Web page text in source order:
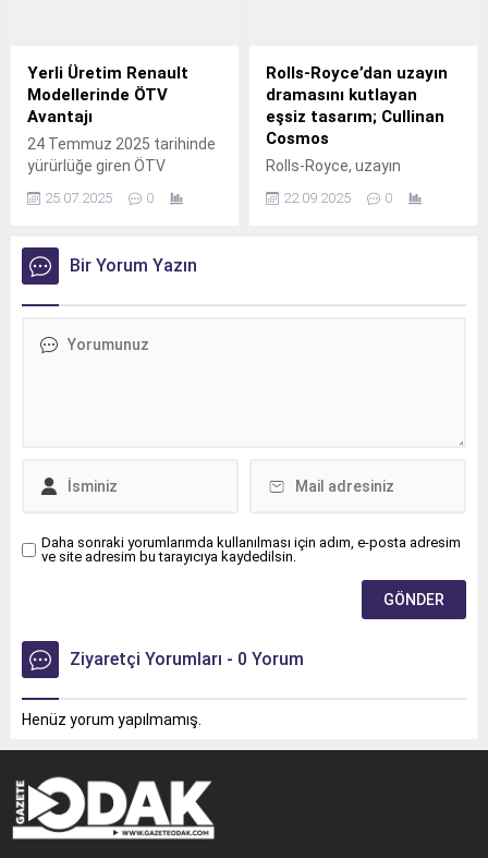
Yerli Üretim Renault
Modellerinde ÖTV
Avantajı
24 Temmuz 2025 tarihinde
yürürlüğe giren ÖTV
güncellemeleri ile
Renault’nun Türkiye’de
Megane Sedan ve
Duster’da önemli fiyat
25.07.2025 0
Rolls-Royce’dan uzayın
dramasını kutlayan
eşsiz tasarım; Cullinan
Cosmos
Rolls-Royce, uzayın
büyüleyici dramını yansıtan
eşsiz tasarımı Cullinan
22.09.2025 0
Bir Yorum Yazın
Daha sonraki yorumlarımda kullanılması için adım, e-posta adresim
ve site adresim bu tarayıcıya kaydedilsin.
Ziyaretçi Yorumları - 0 Yorum
Henüz yorum yapılmamış.